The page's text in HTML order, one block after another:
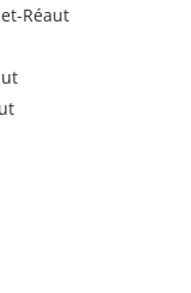
Réaut